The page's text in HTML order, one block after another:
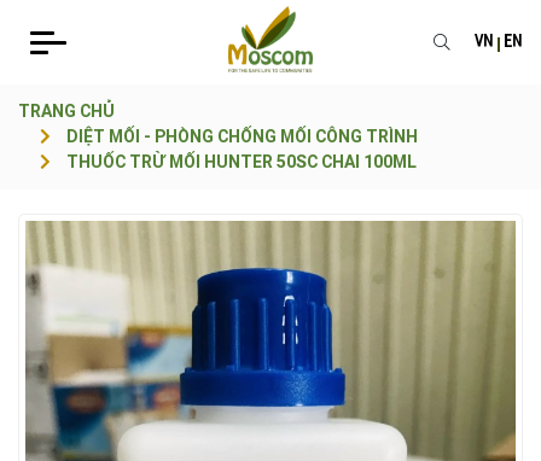
VN EN
TRANG CHỦ
DIỆT MỐI - PHÒNG CHỐNG MỐI CÔNG TRÌNH
THUỐC TRỪ MỐI HUNTER 50SC CHAI 100ML